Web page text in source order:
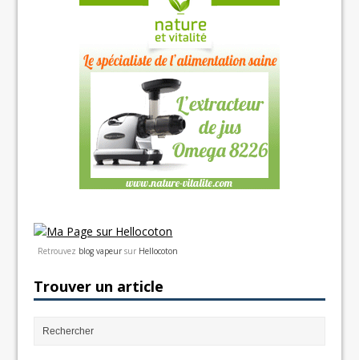
Retrouvez blog vapeur sur Hellocoton
Trouver un article